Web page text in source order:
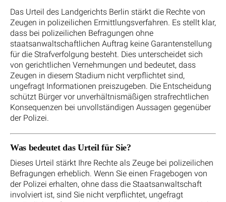
Das Urteil des Landgerichts Berlin stärkt die Rechte von
Zeugen in polizeilichen Ermittlungsverfahren. Es stellt klar,
dass bei polizeilichen Befragungen ohne
staatsanwaltschaftlichen Auftrag keine Garantenstellung
für die Strafverfolgung besteht. Dies unterscheidet sich
von gerichtlichen Vernehmungen und bedeutet, dass
Zeugen in diesem Stadium nicht verpflichtet sind,
ungefragt Informationen preiszugeben. Die Entscheidung
schützt Bürger vor unverhältnismäßigen strafrechtlichen
Konsequenzen bei unvollständigen Aussagen gegenüber
der Polizei.
Was bedeutet das Urteil für Sie?
Dieses Urteil stärkt Ihre Rechte als Zeuge bei polizeilichen
Befragungen erheblich. Wenn Sie einen Fragebogen von
der Polizei erhalten, ohne dass die Staatsanwaltschaft
involviert ist, sind Sie nicht verpflichtet, ungefragt